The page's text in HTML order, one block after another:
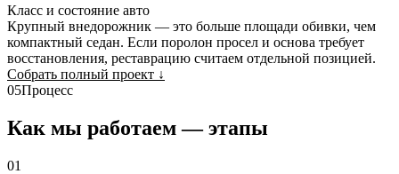
Класс и состояние авто
Крупный внедорожник — это больше площади обивки, чем
компактный седан. Если поролон просел и основа требует
восстановления, реставрацию считаем отдельной позицией.
Собрать полный проект ↓
05Процесс
Как мы работаем — этапы
01